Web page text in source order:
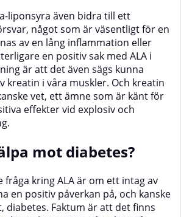
liponsyra även bidra till ett
, något som är väsentligt för en
av en lång inflammation eller
en positiv sak med ALA i
är att det även sägs kunna
kreatin i våra muskler. Och kreatin
vet, ett ämne som är känt för
effekter vid explosiv och
mot diabetes?
fråga kring ALA är om ett intag av
en positiv påverkan på, och kanske
diabetes. Faktum är att det finns